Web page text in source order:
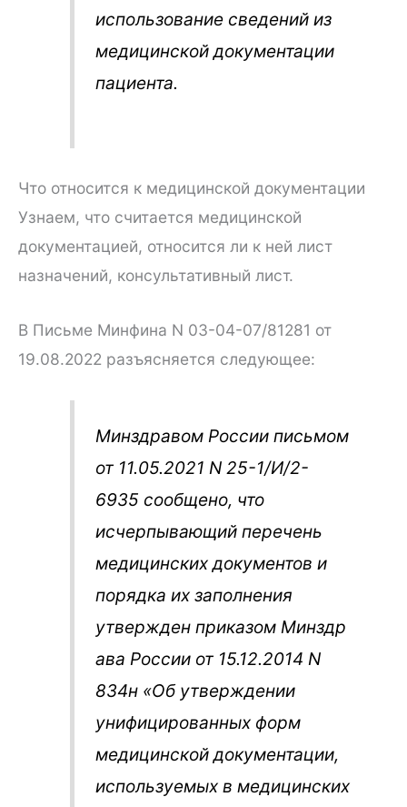
использование сведений из
медицинской документации
пациента.
Что относится к медицинской документации
Узнаем, что считается медицинской
документацией, относится ли к ней лист
назначений, консультативный лист.
В Письме Минфина N 03-04-07/81281 от
19.08.2022 разъясняется следующее:
Минздравом России письмом
от 11.05.2021 N 25-1/И/2-
6935 сообщено, что
исчерпывающий перечень
медицинских документов и
порядка их заполнения
утвержден приказом Минздр
ава России от 15.12.2014 N
834н «Об утверждении
унифицированных форм
медицинской документации,
используемых в медицинских